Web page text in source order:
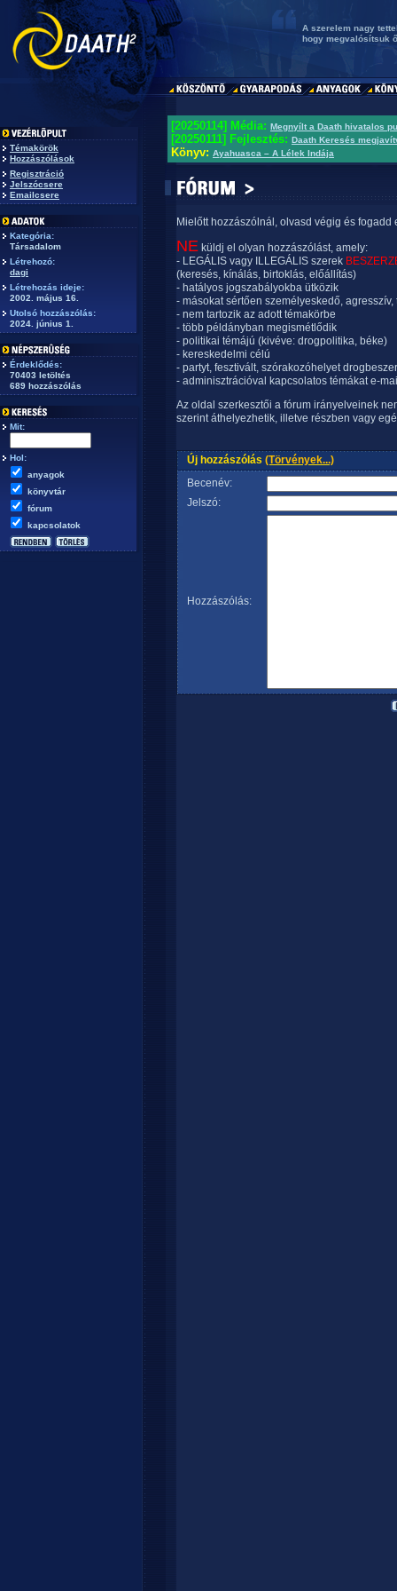
A szerelem nagy
hogy megvalósítsuk
Témakörök
Hozzászólások
Regisztráció
Jelszócsere
Emailcsere
Kategória:
Társadalom
Létrehozó:
dagi
Létrehozás ideje:
2002. május 16.
Utolsó hozzászólás:
2024. június 1.
Érdeklődés:
70403 letöltés
689 hozzászólás
Mit:
Hol:
anyagok
könyvtár
fórum
kapcsolatok
[20250114] Média: Megnyílt a Daath hivatalos
[20250111] Fejlesztés: Daath Keresés
Könyv: Ayahuasca – A Lélek Indája
Mielőtt hozzászólnál, olvasd végig és fogadd
NE küldj el olyan hozzászólást, amely:
- LEGÁLIS vagy ILLEGÁLIS szerek
(keresés, kínálás, birtoklás, előállítás)
- hatályos jogszabályokba ütközik
- másokat sértően személyeskedő, agresszív,
- nem tartozik az adott témakörbe
- több példányban megismétlődik
- politikai témájú (kivéve: drogpolitika, béke)
- kereskedelmi célú
- partyt, fesztivált, szórakozóhelyet
- adminisztrációval kapcsolatos témákat e-
Az oldal szerkesztői a fórum irányelveinek
szerint áthelyezhetik, illetve részben vagy
Új hozzászólás (Törvények...)
Becenév:
Jelszó:
Hozzászólás: